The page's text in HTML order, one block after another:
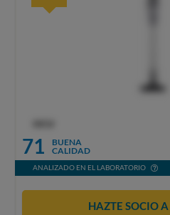
71
BUENA
CALIDAD
ANALIZADO EN EL LABORATORIO
HAZTE SOCIO